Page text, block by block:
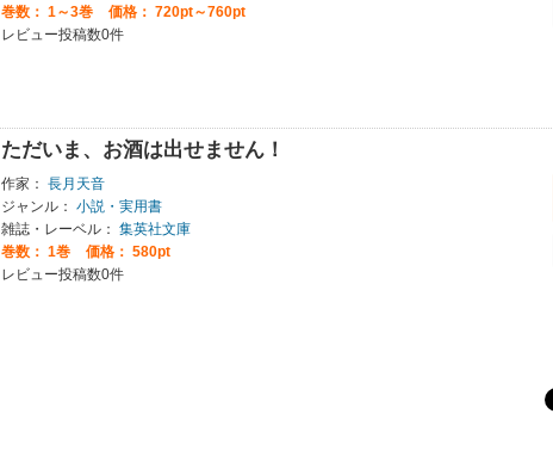
巻数： 1～3巻
価格： 720pt～760pt
レビュー投稿数0件
ただいま、お酒は出せません！
作家： 長月天音
ジャンル： 小説・実用書
雑誌・レーベル： 集英社文庫
巻数： 1巻
価格： 580pt
レビュー投稿数0件